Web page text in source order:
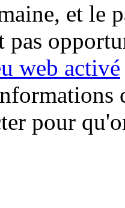
et le
pas
web activé
pour